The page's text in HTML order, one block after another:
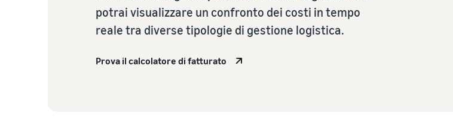
potrai visualizzare un confronto dei costi in tempo
reale tra diverse tipologie di gestione logistica.
Prova il calcolatore di fatturato